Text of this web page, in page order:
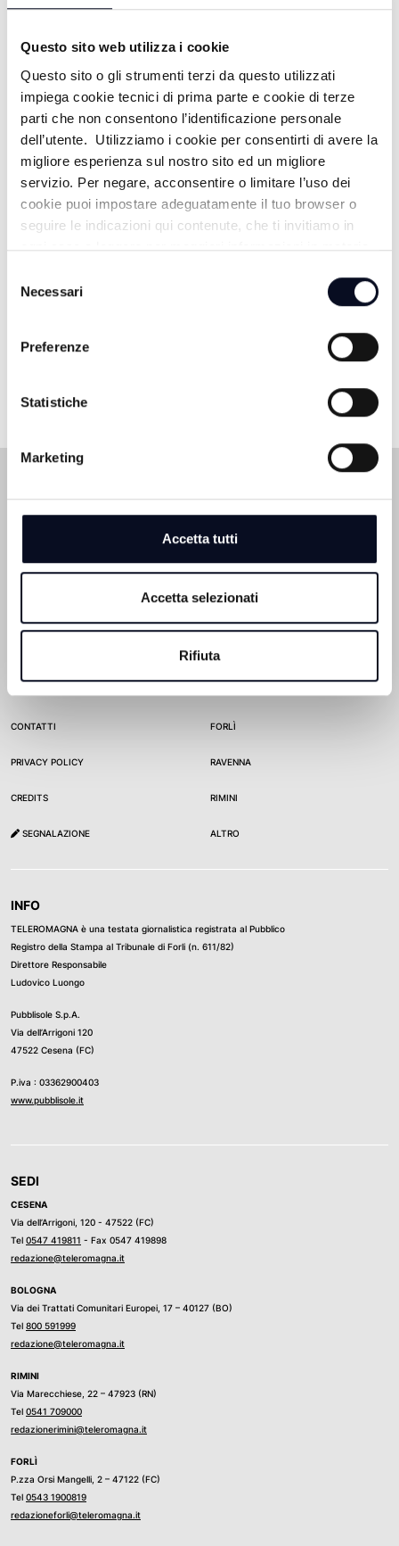
Questo sito web utilizza i cookie
Questo sito o gli strumenti terzi da questo utilizzati
impiega cookie tecnici di prima parte e cookie di terze
parti che non consentono l’identificazione personale
dell’utente. Utilizziamo i cookie per consentirti di avere la
migliore esperienza sul nostro sito ed un migliore
servizio. Per negare, acconsentire o limitare l’uso dei
cookie puoi impostare adeguatamente il tuo browser o
seguire le indicazioni qui contenute, che ti invitiamo in
ogni caso a leggere per maggiori informazioni in materia
delNecessari
Preferenze
Statistiche
Marketing
Accetta tutti
Accetta selezionati
Rifiuta
EQUILIBRIO E' BENESSERE - 15/11/2023
2 ANNI FA
EQUILIBRIO E' BENESSERE -
08/11/2023
2 ANNI FA
CHI SIAMO
CONTATTI
PRIVACY POLICY
CREDITS
SEGNALAZIONE
BOLOGNA
CESENA
FORLÌ
RAVENNA
RIMINI
ALTRO
INFO
TELEROMAGNA è una testata giornalistica registrata al Pubblico
Registro della Stampa al Tribunale di Forli (n. 611/82)
Direttore Responsabile
Ludovico Luongo
Pubblisole S.p.A.
Via dell’Arrigoni 120
47522 Cesena (FC)
P.iva : 03362900403
www.pubblisole.it
SEDI
CESENA
Via dell’Arrigoni, 120 - 47522 (FC)
Tel 0547 419811 - Fax 0547 419898
redazione@teleromagna.it
BOLOGNA
Via dei Trattati Comunitari Europei, 17 – 40127 (BO)
Tel 800 591999
redazione@teleromagna.it
RIMINI
Via Marecchiese, 22 – 47923 (RN)
Tel 0541 709000
redazionerimini@teleromagna.it
FORLÌ
P.zza Orsi Mangelli, 2 – 47122 (FC)
Tel 0543 1900819
redazioneforli@teleromagna.it